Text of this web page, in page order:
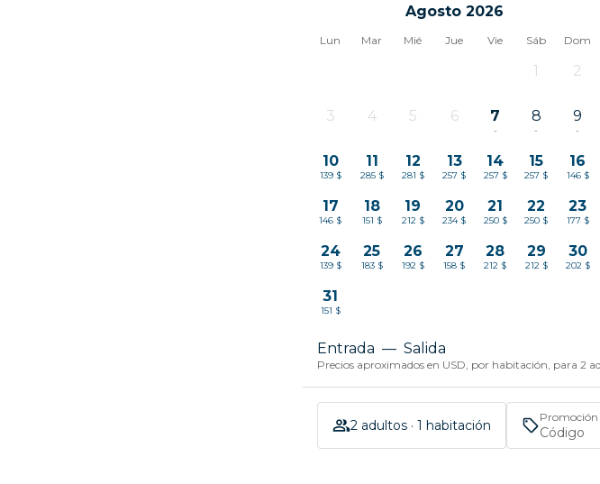
Agosto 2026
Lun Mar Mié Jue Vie Sáb Dom
1 2
3 4 5 6 7
-
8
-
9
-
10
139 $
11
285 $
12
281 $
13
257 $
14
257 $
15
257 $
16
146 $
17
146 $
18
151 $
19
212 $
20
234 $
21
250 $
22
250 $
23
177 $
24
139 $
25
183 $
26
192 $
27
158 $
28
212 $
29
212 $
30
202 $
31
151 $
Entrada — Salida
Precios aproximados en USD, por habitación, para 2
2 adultos · 1 habitación
Promoción